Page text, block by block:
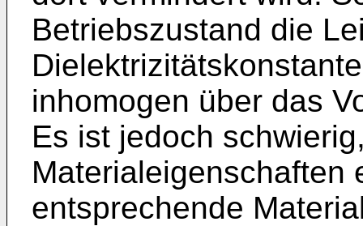
Betriebszustand die
inhomogen über das
Es ist jedoch
Materialeigenschaften
entsprechende